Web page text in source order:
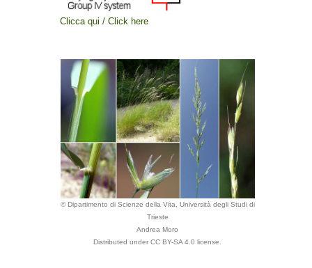
Clicca qui / Click here
© Dipartimento di Scienze della Vita, Università degli Studi di
Trieste
Andrea Moro
Distributed under CC BY-SA 4.0 license.